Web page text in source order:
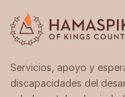
Servicios, apoyo y
discapacidades del